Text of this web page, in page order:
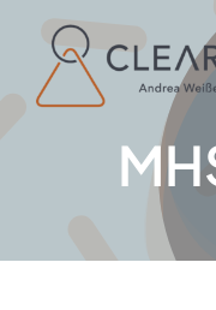
content